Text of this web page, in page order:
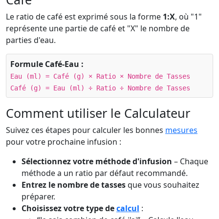
Le ratio de café est exprimé sous la forme 1:X, où "1"
représente une partie de café et "X" le nombre de
parties d'eau.
Formule Café-Eau :
Eau (ml) = Café (g) × Ratio × Nombre de Tasses
Café (g) = Eau (ml) ÷ Ratio ÷ Nombre de Tasses
Comment utiliser le Calculateur
Suivez ces étapes pour calculer les bonnes mesures
pour votre prochaine infusion :
Sélectionnez votre méthode d'infusion – Chaque
méthode a un ratio par défaut recommandé.
Entrez le nombre de tassesque vous souhaitez
préparer.
Choisissez votre type decalcul :